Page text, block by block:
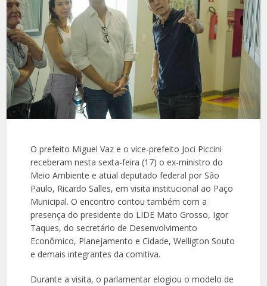
O prefeito Miguel Vaz e o vice-prefeito Joci Piccini
receberam nesta sexta-feira (17) o ex-ministro do
Meio Ambiente e atual deputado federal por São
Paulo, Ricardo Salles, em visita institucional ao Paço
Municipal. O encontro contou também com a
presença do presidente do LIDE Mato Grosso, Igor
Taques, do secretário de Desenvolvimento
Econômico, Planejamento e Cidade, Welligton Souto
e demais integrantes da comitiva.
Durante a visita, o parlamentar elogiou o modelo de